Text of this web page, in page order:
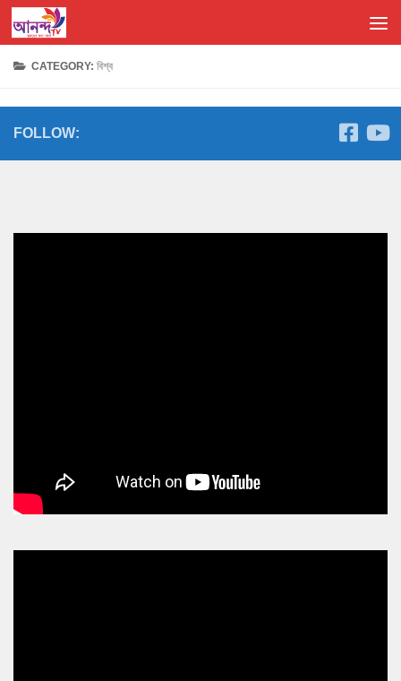
Skip to content
CATEGORY:বিশ্ব
FOLLOW: